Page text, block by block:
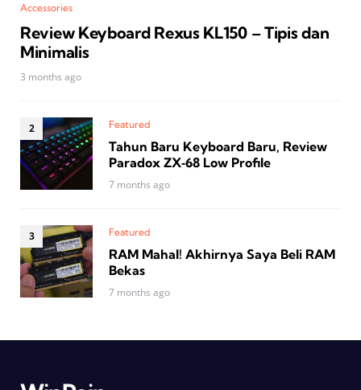
Accessories
Review Keyboard Rexus KL150 – Tipis dan
Minimalis
3 months ago
Featured
Tahun Baru Keyboard Baru, Review
Paradox ZX‑68 Low Profile
7 months ago
Featured
RAM Mahal! Akhirnya Saya Beli RAM
Bekas
7 months ago